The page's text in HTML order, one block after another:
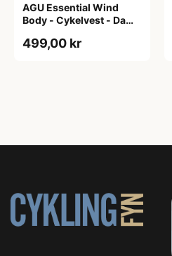
AGU Essential Wind
Body - Cykelvest - Dame
XL
499,00 kr